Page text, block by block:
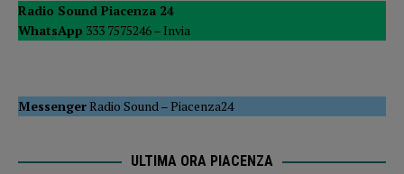
Radio Sound Piacenza 24
WhatsApp 333 7575246 – Invia
MessengerRadio Sound –Piacenza24
ULTIMA ORA PIACENZA